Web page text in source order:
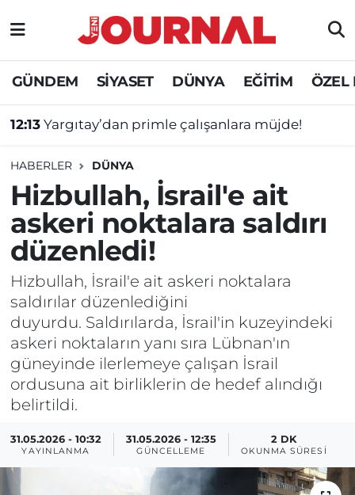
GÜNDEM SİYASET DÜNYA EĞİTİM ÖZEL
12:13 Yargıtay’dan primle çalışanlara müjde!
HABERLER DÜNYA
Hizbullah, İsrail'e ait
askeri noktalara saldırı
düzenledi!
Hizbullah, İsrail'e ait askeri noktalara
saldırılar düzenlediğini
duyurdu. Saldırılarda, İsrail'in kuzeyindeki
askeri noktaların yanı sıra Lübnan'ın
güneyinde ilerlemeye çalışan İsrail
ordusuna ait birliklerin de hedef alındığı
belirtildi.
31.05.2026 - 10:32
YAYINLANMA
31.05.2026 - 12:35
GÜNCELLEME
2 DK
OKUNMA SÜRESI
GÜNDEM
SİYASET
DÜNYA
EĞİTİM
ÖZEL HABER
Nöbetçi Eczaneler
Hava Durumu
Süper Lig Puan Durumu ve Fikstür
Tüm Manşetler
Son Dakika Haberleri
Haber Arşivi